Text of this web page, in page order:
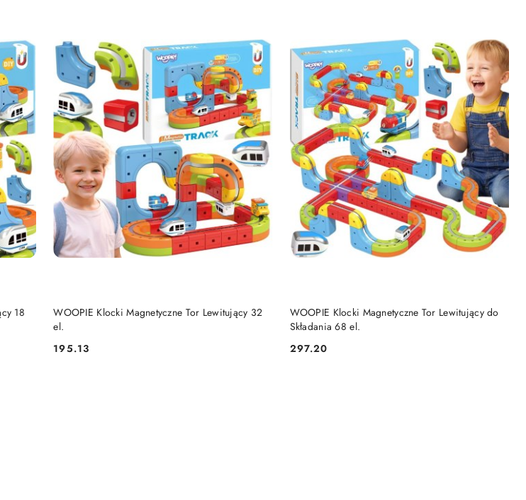
18
WOOPIE Klocki Magnetyczne Tor Lewitujący 32
el.
Cena:
195.13
DO KOSZYKA
WOOPIE Klocki Magnetyczne Tor Lewitujący do
Składania 68 el.
Cena:
297.20
DO KOSZYKA